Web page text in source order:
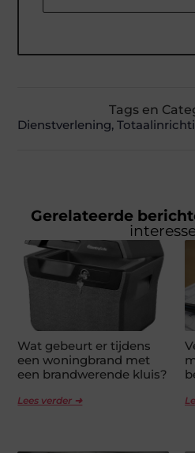
Tags en
Dienstverlening,
Gerelateerde
Wat gebeurt er tijdens
een woningbrand met
een brandwerende kluis?
Lees verder ➜